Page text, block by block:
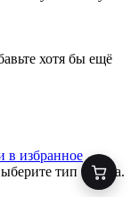
хотя бы ещё
в избранное
тип товара.